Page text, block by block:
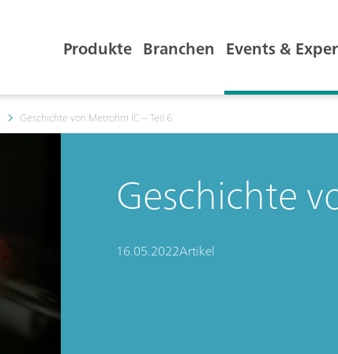
Produkte Branchen Events &
Geschichte von Metrohm IC – Teil 6
Geschichte
16.05.2022Artikel